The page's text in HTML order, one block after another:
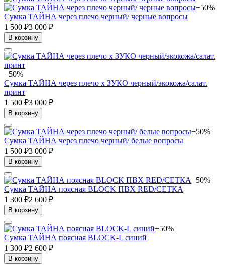
−50%
Сумка ТАЙНА через плечо черный/ черные вопросы
1 500 ₽3 000 ₽
В корзину
−50%
Сумка ТАЙНА через плечо x ЗУКО черный/экокожа/салат.
принт
1 500 ₽3 000 ₽
В корзину
−50%
Сумка ТАЙНА через плечо черный/ белые вопросы
1 500 ₽3 000 ₽
В корзину
−50%
Сумка ТАЙНА поясная BLOCK ПВХ RED/СЕТКА
1 300 ₽2 600 ₽
В корзину
−50%
Сумка ТАЙНА поясная BLOCK-L синий
1 300 ₽2 600 ₽
В корзину